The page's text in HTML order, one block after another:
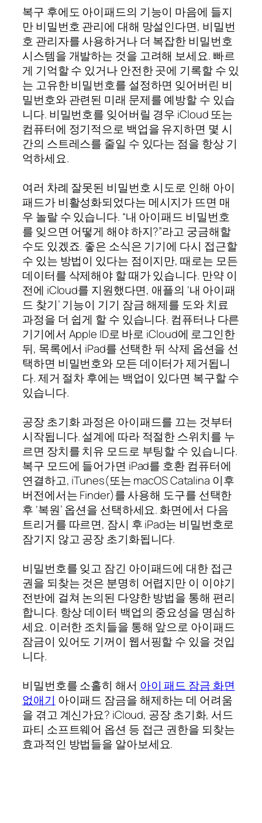
복구 후에도 아이패드의 기능이 마음에 들지
만 비밀번호 관리에 대해 망설인다면, 비밀번
호 관리자를 사용하거나 더 복잡한 비밀번호
시스템을 개발하는 것을 고려해 보세요. 빠르
게 기억할 수 있거나 안전한 곳에 기록할 수 있
는 고유한 비밀번호를 설정하면 잊어버린 비
밀번호와 관련된 미래 문제를 예방할 수 있습
니다. 비밀번호를 잊어버릴 경우 iCloud 또는
컴퓨터에 정기적으로 백업을 유지하면 몇 시
간의 스트레스를 줄일 수 있다는 점을 항상 기
억하세요.
여러 차례 잘못된 비밀번호 시도로 인해 아이
패드가 비활성화되었다는 메시지가 뜨면 매
우 놀랄 수 있습니다. “내 아이패드 비밀번호
를 잊으면 어떻게 해야 하지?”라고 궁금해할
수도 있겠죠. 좋은 소식은 기기에 다시 접근할
수 있는 방법이 있다는 점이지만, 때로는 모든
데이터를 삭제해야 할 때가 있습니다. 만약 이
전에 iCloud를 지원했다면, 애플의 ‘내 아이패
드 찾기’ 기능이 기기 잠금 해제를 도와 치료
과정을 더 쉽게 할 수 있습니다. 컴퓨터나 다른
기기에서 Apple ID로 바로 iCloud에 로그인한
뒤, 목록에서 iPad를 선택한 뒤 삭제 옵션을 선
택하면 비밀번호와 모든 데이터가 제거됩니
다. 제거 절차 후에는 백업이 있다면 복구할 수
있습니다.
공장 초기화 과정은 아이패드를 끄는 것부터
시작됩니다. 설계에 따라 적절한 스위치를 누
르면 장치를 치유 모드로 부팅할 수 있습니다.
복구 모드에 들어가면 iPad를 호환 컴퓨터에
연결하고, iTunes(또는 macOS Catalina 이후
버전에서는 Finder)를 사용해 도구를 선택한
후 ‘복원’ 옵션을 선택하세요. 화면에서 다음
트리거를 따르면, 잠시 후 iPad는 비밀번호로
잠기지 않고 공장 초기화됩니다.
비밀번호를 잊고 잠긴 아이패드에 대한 접근
권을 되찾는 것은 분명히 어렵지만 이 이야기
전반에 걸쳐 논의된 다양한 방법을 통해 편리
합니다. 항상 데이터 백업의 중요성을 명심하
세요. 이러한 조치들을 통해 앞으로 아이패드
잠금이 있어도 기꺼이 웹서핑할 수 있을 것입
니다.
비밀번호를 소홀히 해서 아이 패드 잠금 화면
없애기 아이패드 잠금을 해제하는 데 어려움
을 겪고 계신가요? iCloud, 공장 초기화, 서드
파티 소프트웨어 옵션 등 접근 권한을 되찾는
효과적인 방법들을 알아보세요.